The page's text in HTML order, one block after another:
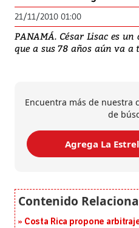
21/11/2010 01:00
PANAMÁ. César Lisac es
que a sus 78 años aún va
Encuentra más de nuestra
de
Agrega La
Costa Rica propone